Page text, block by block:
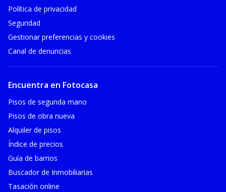
Política de privacidad
Seguridad
Gestionar preferencias y cookies
Canal de denuncias
Encuentra en Fotocasa
Pisos de segunda mano
Pisos de obra nueva
Alquiler de pisos
Índice de precios
Guía de barrios
Buscador de Inmobiliarias
Tasación online